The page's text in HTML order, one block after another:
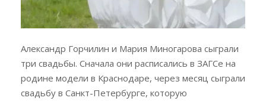
Александр Горчилин и Мария Миногарова сыграли
три свадьбы. Сначала они расписались в ЗАГСе на
родине модели в Краснодаре, через месяц сыграли
свадьбу в Санкт-Петербурге, которую